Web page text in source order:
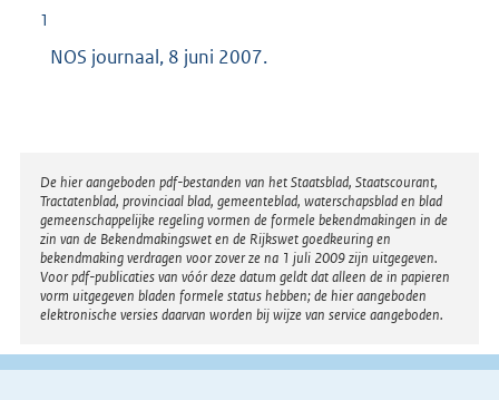
1
NOS journaal, 8 juni 2007.
Disclaimer
De hier aangeboden pdf-bestanden van het Staatsblad, Staatscourant,
Tractatenblad, provinciaal blad, gemeenteblad, waterschapsblad en blad
gemeenschappelijke regeling vormen de formele bekendmakingen in de
zin van de Bekendmakingswet en de Rijkswet goedkeuring en
bekendmaking verdragen voor zover ze na 1 juli 2009 zijn uitgegeven.
Voor pdf-publicaties van vóór deze datum geldt dat alleen de in papieren
vorm uitgegeven bladen formele status hebben; de hier aangeboden
elektronische versies daarvan worden bij wijze van service aangeboden.